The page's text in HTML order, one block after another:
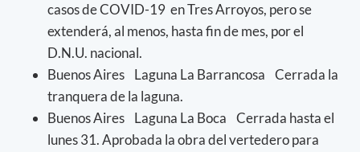
casos de COVID-19 en Tres Arroyos, pero se
extenderá, al menos, hasta fin de mes, por el
D.N.U. nacional.
Buenos Aires Laguna La Barrancosa Cerrada la
tranquera de la laguna.
Buenos Aires Laguna La Boca Cerrada hasta el
lunes 31. Aprobada la obra del vertedero para